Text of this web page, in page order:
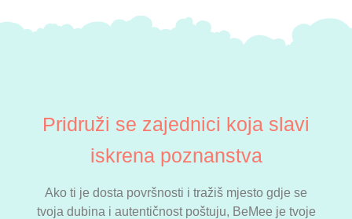
Pridruži se zajednici koja slavi
iskrena poznanstva
Ako ti je dosta površnosti i tražiš mjesto gdje se
tvoja dubina i autentičnost poštuju, BeMee je tvoje